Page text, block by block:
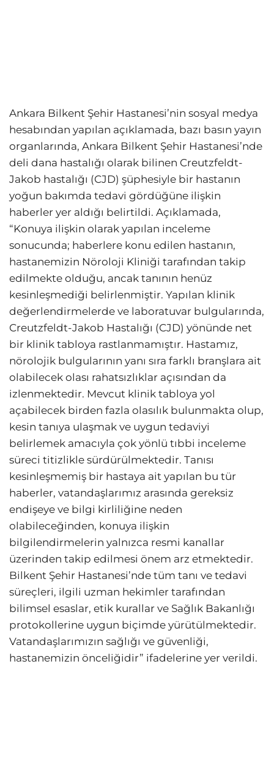
Ankara Bilkent Şehir Hastanesi’nin sosyal medya
hesabından yapılan açıklamada, bazı basın yayın
organlarında, Ankara Bilkent Şehir Hastanesi’nde
deli dana hastalığı olarak bilinen Creutzfeldt-
Jakob hastalığı (CJD) şüphesiyle bir hastanın
yoğun bakımda tedavi gördüğüne ilişkin
haberler yer aldığı belirtildi. Açıklamada,
“Konuya ilişkin olarak yapılan inceleme
sonucunda; haberlere konu edilen hastanın,
hastanemizin Nöroloji Kliniği tarafından takip
edilmekte olduğu, ancak tanının henüz
kesinleşmediği belirlenmiştir. Yapılan klinik
değerlendirmelerde ve laboratuvar bulgularında,
Creutzfeldt-Jakob Hastalığı (CJD) yönünde net
bir klinik tabloya rastlanmamıştır. Hastamız,
nörolojik bulgularının yanı sıra farklı branşlara ait
olabilecek olası rahatsızlıklar açısından da
izlenmektedir. Mevcut klinik tabloya yol
açabilecek birden fazla olasılık bulunmakta olup,
kesin tanıya ulaşmak ve uygun tedaviyi
belirlemek amacıyla çok yönlü tıbbi inceleme
süreci titizlikle sürdürülmektedir. Tanısı
kesinleşmemiş bir hastaya ait yapılan bu tür
haberler, vatandaşlarımız arasında gereksiz
endişeye ve bilgi kirliliğine neden
olabileceğinden, konuya ilişkin
bilgilendirmelerin yalnızca resmi kanallar
üzerinden takip edilmesi önem arz etmektedir.
Bilkent Şehir Hastanesi’nde tüm tanı ve tedavi
süreçleri, ilgili uzman hekimler tarafından
bilimsel esaslar, etik kurallar ve Sağlık Bakanlığı
protokollerine uygun biçimde yürütülmektedir.
Vatandaşlarımızın sağlığı ve güvenliği,
hastanemizin önceliğidir” ifadelerine yer verildi.